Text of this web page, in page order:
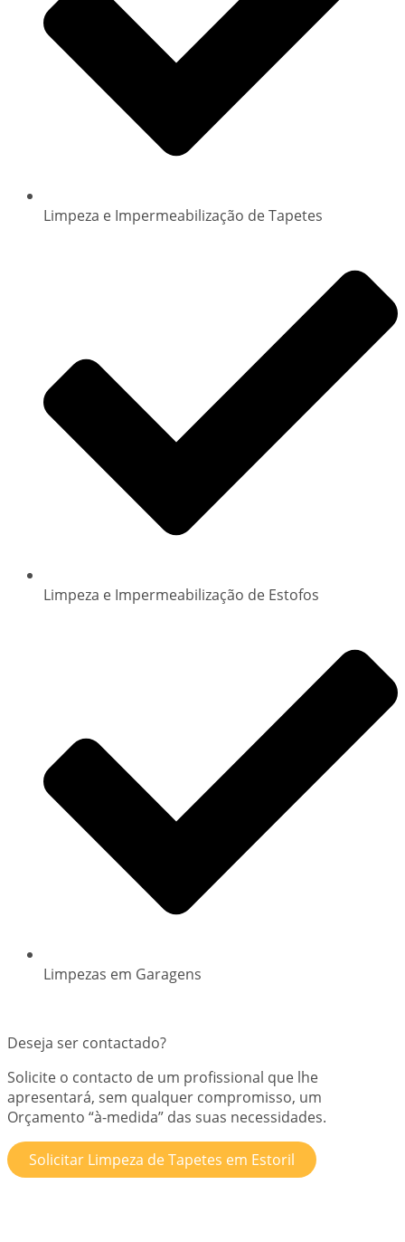
Limpeza e Impermeabilização de Tapetes
Limpeza e Impermeabilização de Estofos
Limpezas em Garagens
Deseja ser contactado?
Solicite o contacto de um profissional que lhe
apresentará, sem qualquer compromisso, um
Orçamento “à-medida” das suas necessidades.
Solicitar Limpeza de Tapetes em Estoril